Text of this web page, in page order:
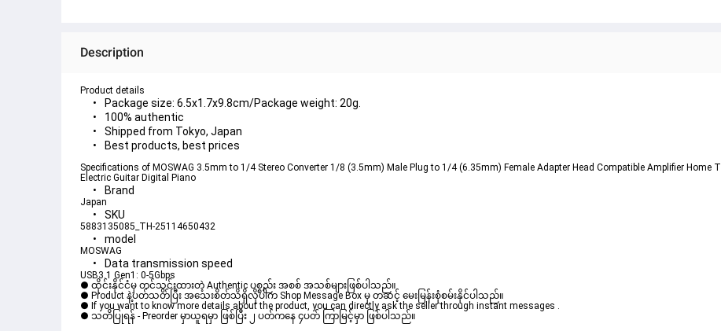
Description
Product details
Package size: 6.5x1.7x9.8cm/Package weight: 20g.
100% authentic
Shipped from Tokyo, Japan
Best products, best prices
Specifications of MOSWAG 3.5mm to 1/4 Stereo Converter 1/8 (3.5mm) Male Plug to 1/4 (6.35mm) Female Adapter Head Compatible Amplifier Home
Electric Guitar Digital Piano
Brand
Japan
SKU
5883135085_TH-25114650432
model
MOSWAG
Data transmission speed
USB3.1 Gen1: 0-5Gbps
● ထိုင်းနိုင်ငံမှ တင်သွင်းထားတဲ့ Authentic ပစ္စည်း အစစ် အသစ်များဖြစ်ပါသည်။
● Product နဲ့ပတ်သတ်ပြီး အသေးစိတ်သိရှိလိုပါက Shop Message Box မှ တဆင့် မေးမြန်းစုံစမ်းနိုင်ပါသည်။
● If you want to know more details about the product, you can directly ask the seller through instant messages .
● သတိပြုရန် - Preorder မှာယူရမှာ ဖြစ်ပြီး ၂ ပတ်ကနေ ၄ပတ် ကြာမြင့်မှာ ဖြစ်ပါသည်။